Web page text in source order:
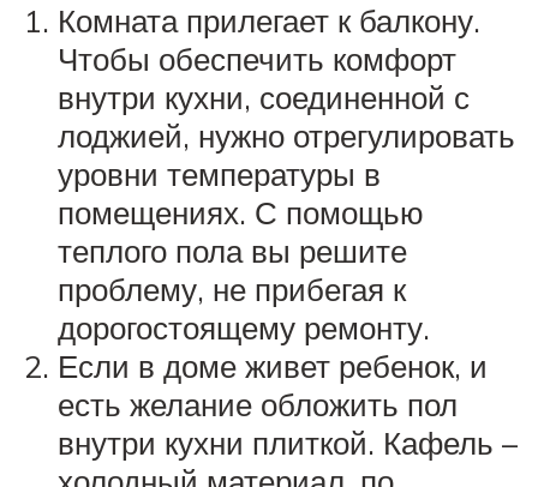
Комната прилегает к балкону.
Чтобы обеспечить комфорт
внутри кухни, соединенной с
лоджией, нужно отрегулировать
уровни температуры в
помещениях. С помощью
теплого пола вы решите
проблему, не прибегая к
дорогостоящему ремонту.
Если в доме живет ребенок, и
есть желание обложить пол
внутри кухни плиткой. Кафель –